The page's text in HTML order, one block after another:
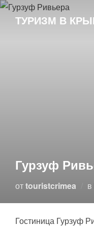
Перейти
ТУРИЗМ В
Гурзуф
отtouristcrimea в
Гостиница Гурзуф